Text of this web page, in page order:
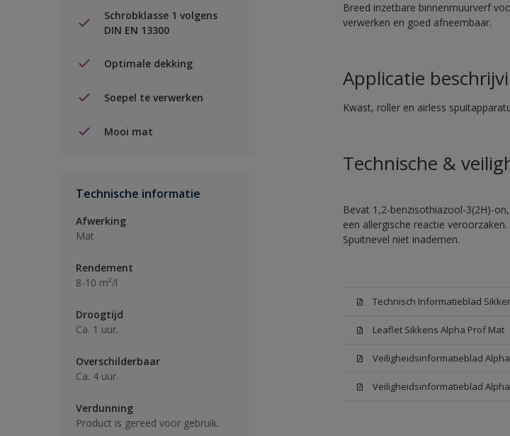
Schrobklasse 1 volgens
DIN EN 13300
Optimale dekking
Soepel te verwerken
Mooi mat
Technische informatie
Afwerking
Mat
Rendement
8-10 m²/l
Droogtijd
Ca. 1 uur.
Overschilderbaar
Ca. 4 uur.
Verdunning
Product is gereed voor gebruik.
Breed inzetbare binnenmuurverf
verwerken en goed afneembaar.
Applicatie
Kwast, roller en airless
Technische &
Bevat 1,2-benzisothiazool-3(2H)-
een allergische reactie
Spuitnevel niet inademen.
Technisch Informatieblad
Leaflet Sikkens Alpha Prof Mat
Veiligheidsinformatieblad Alpha
Veiligheidsinformatieblad Alpha